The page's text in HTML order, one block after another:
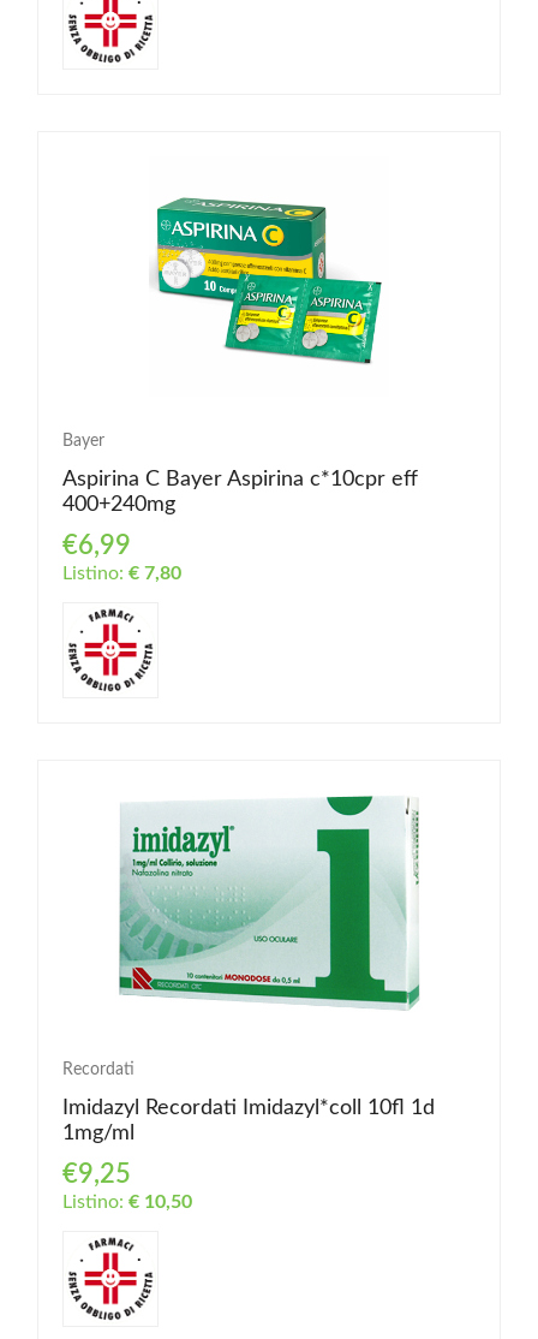
Bayer
Aspirina C Bayer Aspirina c*10cpr eff
400+240mg
€6,99
Listino: € 7,80
Recordati
Imidazyl Recordati Imidazyl*coll 10fl 1d
1mg/ml
€9,25
Listino: € 10,50